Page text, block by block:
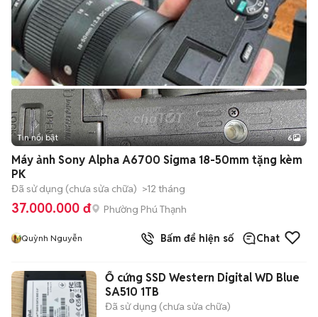
+2
Tin nổi bật 6
Máy ảnh Sony Alpha A6700 Sigma 18-50mm tặng kèm
PK
Đã sử dụng (chưa sửa chữa) >12 tháng
37.000.000 đ Phường Phú Thạnh
Quỳnh Nguyễn Bấm để hiện số Chat
Ổ cứng SSD Western Digital WD Blue
SA510 1TB
Đã sử dụng (chưa sửa chữa)